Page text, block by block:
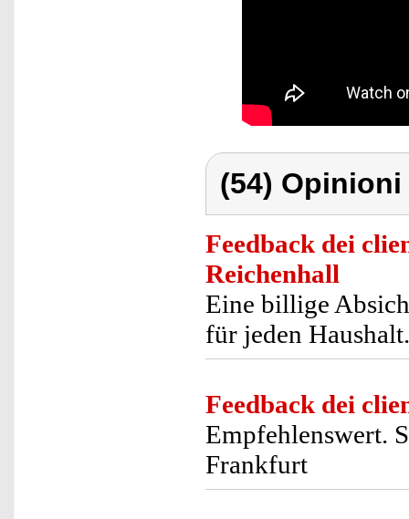
(54)
Feedback dei
Reichenhall
Eine billige
für jeden Haushalt.
Feedback dei
Empfehlenswert.
Frankfurt